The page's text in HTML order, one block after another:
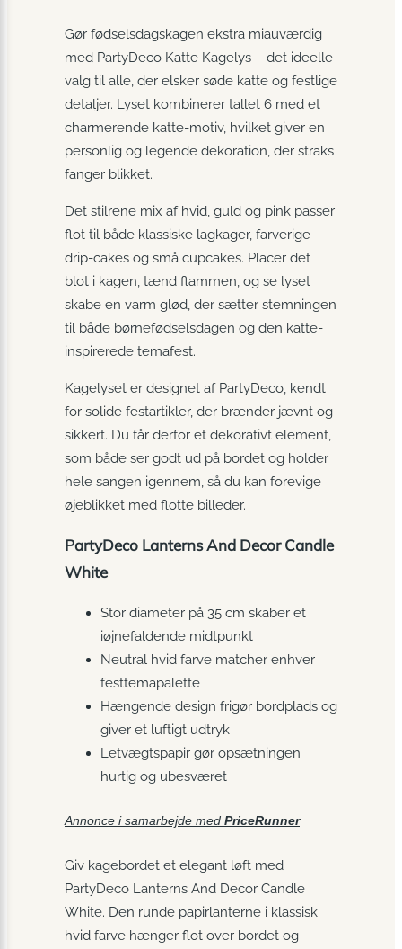
Gør fødselsdagskagen ekstra miauværdig
med PartyDeco Katte Kagelys – det ideelle
valg til alle, der elsker søde katte og festlige
detaljer. Lyset kombinerer tallet 6 med et
charmerende katte-motiv, hvilket giver en
personlig og legende dekoration, der straks
fanger blikket.
Det stilrene mix af hvid, guld og pink passer
flot til både klassiske lagkager, farverige
drip-cakes og små cupcakes. Placer det
blot i kagen, tænd flammen, og se lyset
skabe en varm glød, der sætter stemningen
til både børnefødselsdagen og den katte-
inspirerede temafest.
Kagelyset er designet af PartyDeco, kendt
for solide festartikler, der brænder jævnt og
sikkert. Du får derfor et dekorativt element,
som både ser godt ud på bordet og holder
hele sangen igennem, så du kan forevige
øjeblikket med flotte billeder.
PartyDeco Lanterns And Decor Candle
White
Stor diameter på 35 cm skaber et
iøjnefaldende midtpunkt
Neutral hvid farve matcher enhver
festtema­palette
Hængende design frigør bordplads og
giver et luftigt udtryk
Letvægts­papir gør opsætningen
hurtig og ubesværet
Annonce i samarbejde med PriceRunner
Giv kagebordet et elegant løft med
PartyDeco Lanterns And Decor Candle
White. Den runde papirlanterne i klassisk
hvid farve hænger flot over bordet og